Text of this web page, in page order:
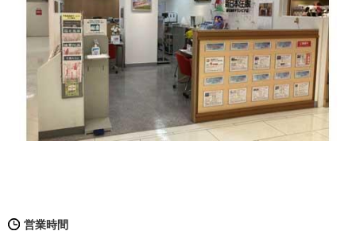
営業時間